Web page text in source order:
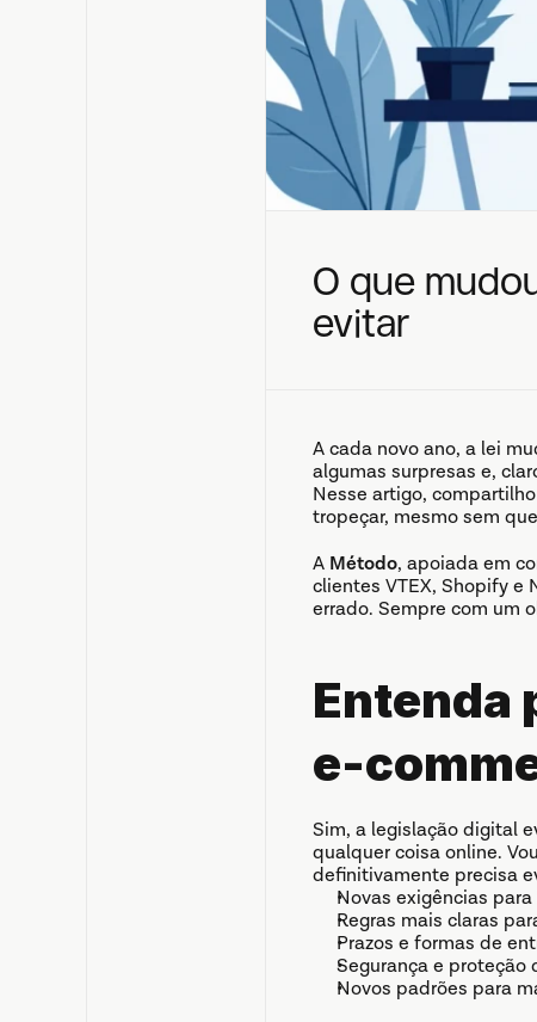
O que
evitar
A cada novo ano, a lei
algumas surpresas e,
Nesse artigo,
tropeçar, mesmo sem
A Método, apoiada em
clientes VTEX, Shopify e
errado. Sempre com um
Entenda
e-
Sim, a legislação digital
qualquer coisa online.
definitivamente precisa
Novas exigências
Regras mais claras
Prazos e formas de
Segurança e proteção
Novos padrões para